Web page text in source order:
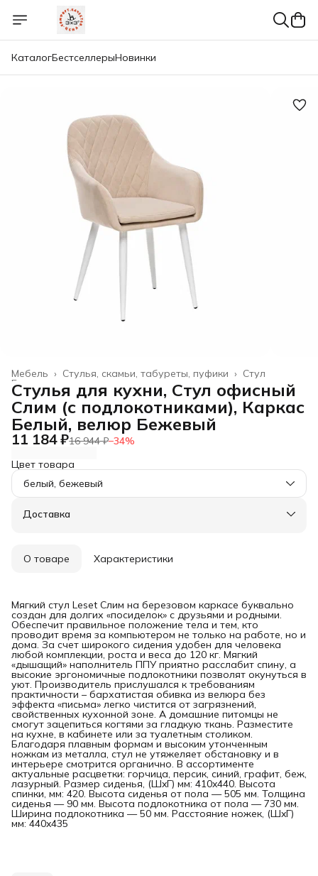
КаталогБестселлерыНовинки
Стул
Стулья, скамьи, табуреты, пуфики ›
Мебель ›
Главная
Стулья для кухни, Стул офисный
Слим (с подлокотниками), Каркас
Белый, велюр Бежевый
11 184 ₽16 944 ₽−34%
Цвет товара
белый, бежевый
Доставка
О товаре Характеристики
Мягкий стул Leset Слим на березовом каркасе буквально
создан для долгих «посиделок» с друзьями и родными.
Обеспечит правильное положение тела и тем, кто
проводит время за компьютером не только на работе, но и
дома. За счет широкого сидения удобен для человека
любой комплекции, роста и веса до 120 кг. Мягкий
«дышащий» наполнитель ППУ приятно расслабит спину, а
высокие эргономичные подлокотники позволят окунуться в
уют. Производитель прислушался к требованиям
практичности – бархатистая обивка из велюра без
эффекта «письма» легко чистится от загрязнений,
свойственных кухонной зоне. А домашние питомцы не
смогут зацепиться когтями за гладкую ткань. Разместите
на кухне, в кабинете или за туалетным столиком.
Благодаря плавным формам и высоким утонченным
ножкам из металла, стул не утяжеляет обстановку и в
интерьере смотрится органично. В ассортименте
актуальные расцветки: горчица, персик, синий, графит, беж,
лазурный. Размер сиденья, (ШxГ) мм: 410x440. Высота
спинки, мм: 420. Высота сиденья от пола — 505 мм. Толщина
сиденья — 90 мм. Высота подлокотника от пола — 730 мм.
Ширина подлокотника — 50 мм. Расстояние ножек, (ШxГ)
мм: 440x435